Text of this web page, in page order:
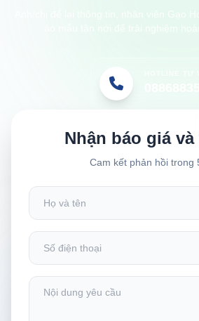
Nhận báo giá
Cam kết phản hồi trong